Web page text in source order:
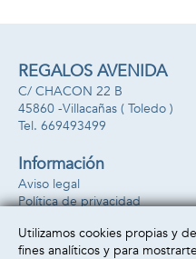
REGALOS AVENIDA
C/ CHACON 22 B
45860 -Villacañas ( Toledo )
669493499
Información
Aviso legal
Política de privacidad
Formas de pago
Utilizamos cookies propias y
fines analíticos y para